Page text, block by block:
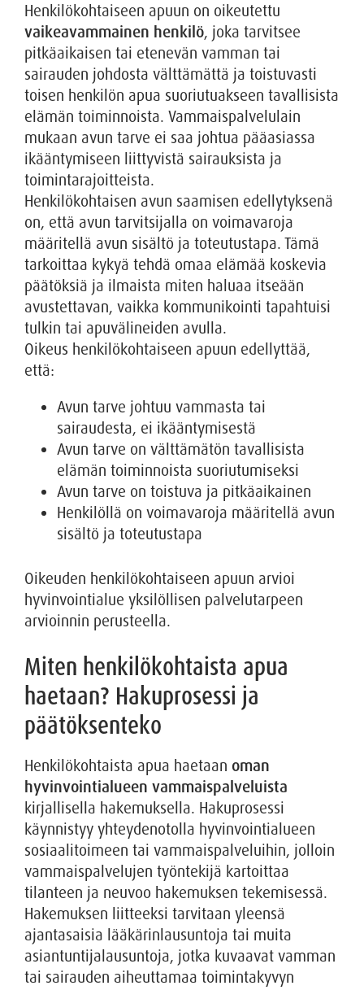
Henkilökohtaiseen apuun on oikeutettu
vaikeavammainen henkilö, joka tarvitsee
pitkäaikaisen tai etenevän vamman tai
sairauden johdosta välttämättä ja toistuvasti
toisen henkilön apua suoriutuakseen tavallisista
elämän toiminnoista. Vammaispalvelulain
mukaan avun tarve ei saa johtua pääasiassa
ikääntymiseen liittyvistä sairauksista ja
toimintarajoitteista.
Henkilökohtaisen avun saamisen edellytyksenä
on, että avun tarvitsijalla on voimavaroja
määritellä avun sisältö ja toteutustapa. Tämä
tarkoittaa kykyä tehdä omaa elämää koskevia
päätöksiä ja ilmaista miten haluaa itseään
avustettavan, vaikka kommunikointi tapahtuisi
tulkin tai apuvälineiden avulla.
Oikeus henkilökohtaiseen apuun edellyttää,
että:
Avun tarve johtuu vammasta tai
sairaudesta, ei ikääntymisestä
Avun tarve on välttämätön tavallisista
elämän toiminnoista suoriutumiseksi
Avun tarve on toistuva ja pitkäaikainen
Henkilöllä on voimavaroja määritellä avun
sisältö ja toteutustapa
Oikeuden henkilökohtaiseen apuun arvioi
hyvinvointialue yksilöllisen palvelutarpeen
arvioinnin perusteella.
Miten henkilökohtaista apua
haetaan? Hakuprosessi ja
päätöksenteko
Henkilökohtaista apua haetaan oman
hyvinvointialueen vammaispalveluista
kirjallisella hakemuksella. Hakuprosessi
käynnistyy yhteydenotolla hyvinvointialueen
sosiaalitoimeen tai vammaispalveluihin, jolloin
vammaispalvelujen työntekijä kartoittaa
tilanteen ja neuvoo hakemuksen tekemisessä.
Hakemuksen liitteeksi tarvitaan yleensä
ajantasaisia lääkärinlausuntoja tai muita
asiantuntijalausuntoja, jotka kuvaavat vamman
tai sairauden aiheuttamaa toimintakyvyn